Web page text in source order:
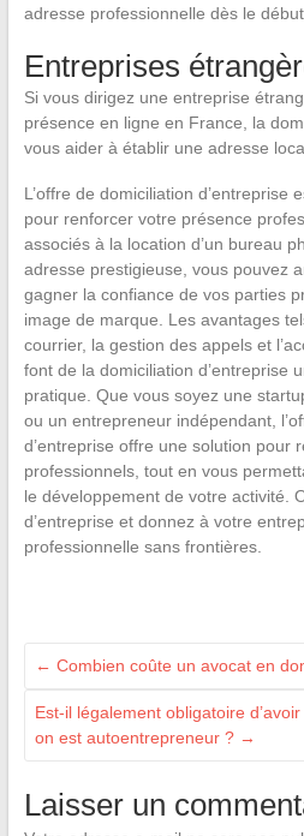
adresse professionnelle dès le début.
Entreprises
Si vous dirigez une entreprise
présence en ligne en France, la
vous aider à établir une adresse
L’offre de domiciliation d’entreprise
pour renforcer votre présence
associés à la location d’un bureau
adresse prestigieuse, vous pouvez
gagner la confiance de vos parties
image de marque. Les avantages
courrier, la gestion des appels et
font de la domiciliation d’entreprise
pratique. Que vous soyez une
ou un entrepreneur indépendant,
d’entreprise offre une solution pour
professionnels, tout en vous
le développement de votre activité.
d’entreprise et donnez à votre
professionnelle sans frontières.
← Combien coûte un avocat en
Est-il légalement obligatoire
on est autoentrepreneur ? →
Laisser un